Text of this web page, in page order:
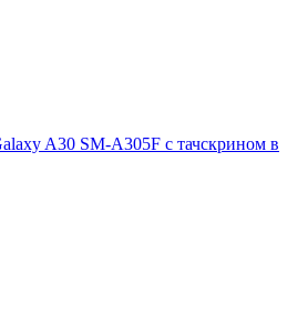
A30 SM-A305F с тачскрином в